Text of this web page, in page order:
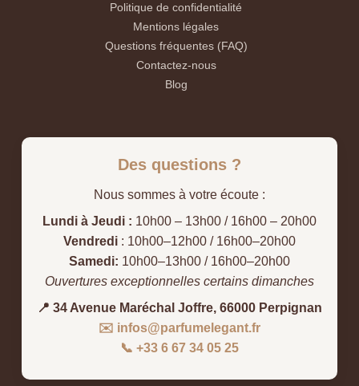
Politique de confidentialité
Mentions légales
Questions fréquentes (FAQ)
Contactez-nous
Blog
Des questions ?
Nous sommes à votre écoute :
Lundi à Jeudi : 10h00 – 13h00 / 16h00 – 20h00
Vendredi : 10h00–12h00 / 16h00–20h00
Samedi: 10h00–13h00 / 16h00–20h00
Ouvertures exceptionnelles certains dimanches
📍 34 Avenue Maréchal Joffre, 66000 Perpignan
✉️ infos@parfumelegant.fr
📞 +33 6 67 34 05 25